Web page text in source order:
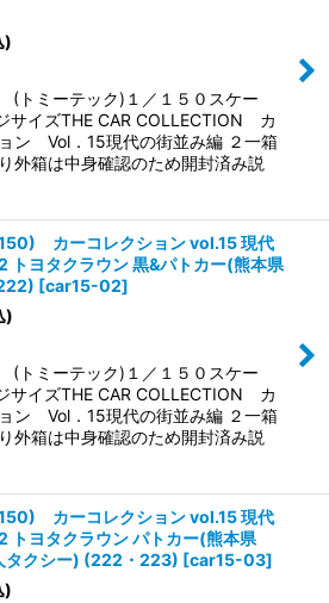
)
トミーテック)１／１５０スケー
イズTHE CAR COLLECTION カ
ン Vol．15現代の街並み編 ２一箱
外箱は中身確認のため開封済み説
カーコレクション vol.15 現代
トヨタクラウン 黒&パトカー(熊本県
[car15-02]
)
トミーテック)１／１５０スケー
イズTHE CAR COLLECTION カ
ン Vol．15現代の街並み編 ２一箱
外箱は中身確認のため開封済み説
カーコレクション vol.15 現代
トヨタクラウン パトカー(熊本県
タクシー) (222・223) [car15-03]
)